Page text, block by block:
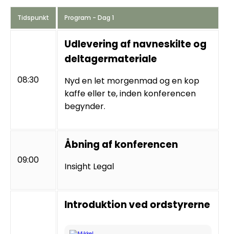
Tidspunkt Program - Dag 1
08:30
Udlevering af navneskilte og
deltagermateriale
Nyd en let morgenmad og en kop
kaffe eller te, inden konferencen
begynder.
09:00
Åbning af konferencen
Insight Legal
Introduktion ved ordstyrerne